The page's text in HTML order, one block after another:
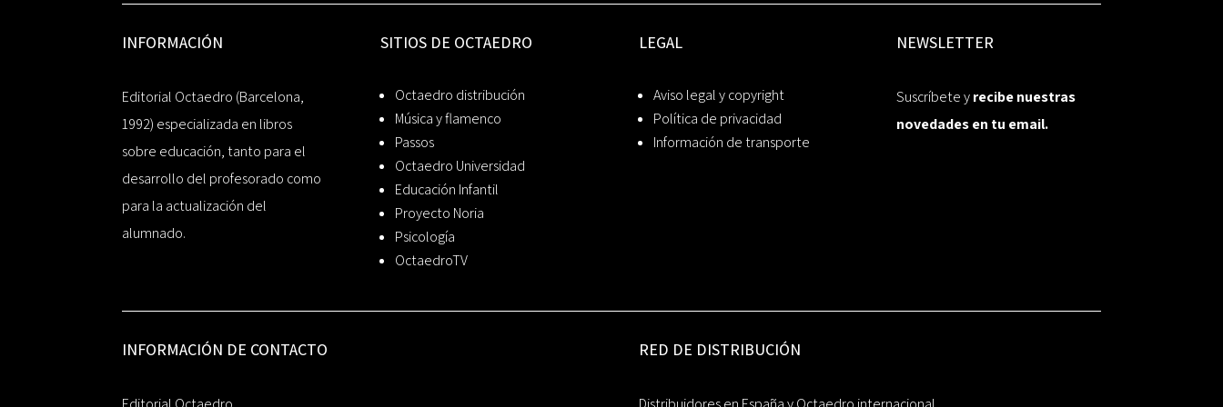
INFORMACIÓN
Editorial Octaedro (Barcelona,
1992) especializada en libros
sobre educación, tanto para el
desarrollo del profesorado como
para la actualización del
alumnado.
SITIOS DE OCTAEDRO
Octaedro distribución
Música y flamenco
Passos
Octaedro Universidad
Educación Infantil
Proyecto Noria
Psicología
OctaedroTV
LEGAL
Aviso legal y copyright
Política de privacidad
Información de transporte
NEWSLETTER
Suscríbete yrecibe nuestras
novedades en tu email.
INFORMACIÓN DE CONTACTO RED DE DISTRIBUCIÓN